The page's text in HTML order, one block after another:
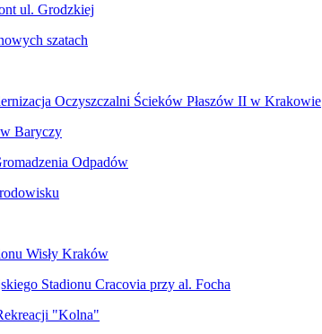
ul. Grodzkiej
szatach
Oczyszczalni Ścieków Płaszów II w Krakowie
Baryczy
Odpadów
Wisły Kraków
Stadionu Cracovia przy al. Focha
"Kolna"